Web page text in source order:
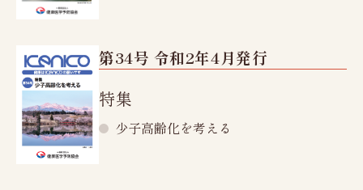
第34号 令和2年4月発行
特集
少子高齢化を考える